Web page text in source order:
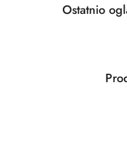
Pomiń karuzelę
Produkty
Ostatnio
Pomiń karuzelę